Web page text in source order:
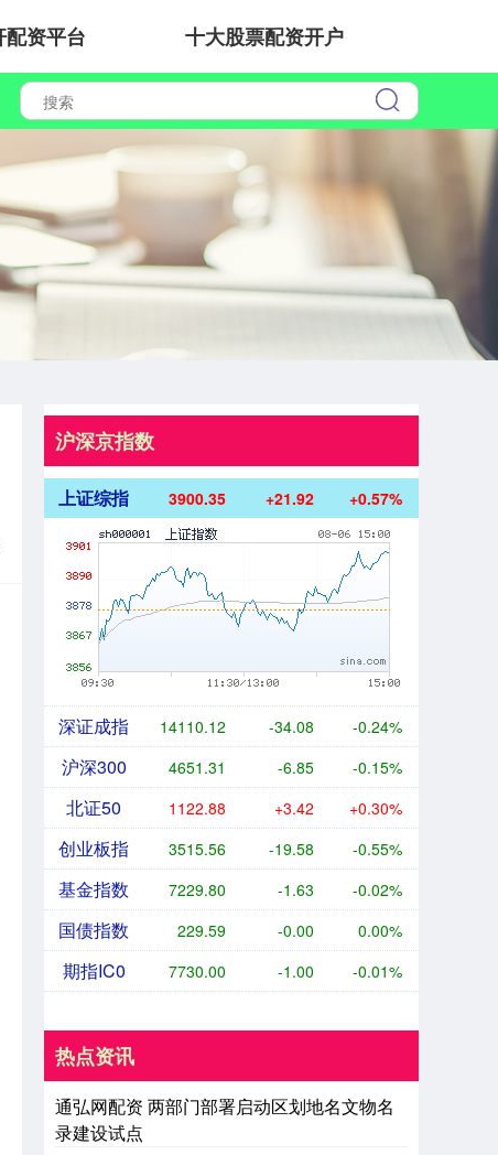
配资平台 十大股票配资开户
沪深京指数
上证综指 3900.35 +21.92 +0.57%
深证成指 14110.12 -34.08 -0.24%
沪深300 4651.31 -6.85 -0.15%
北证50 1122.88 +3.42 +0.30%
创业板指 3515.56 -19.58 -0.55%
基金指数 7229.80 -1.63 -0.02%
国债指数 229.59 -0.00 0.00%
期指IC0 7730.00 -1.00 -0.01%
热点资讯
通弘网配资 两部门部署启动区划地名文物名
录建设试点